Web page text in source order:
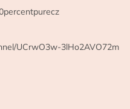
UCrwO3w-3lHo2AVO72m